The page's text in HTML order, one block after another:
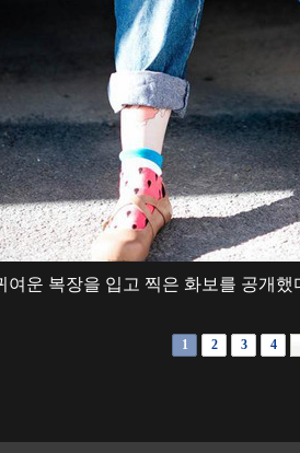
운 복장을 입고 찍은 화보를 공개
1 2 3 4